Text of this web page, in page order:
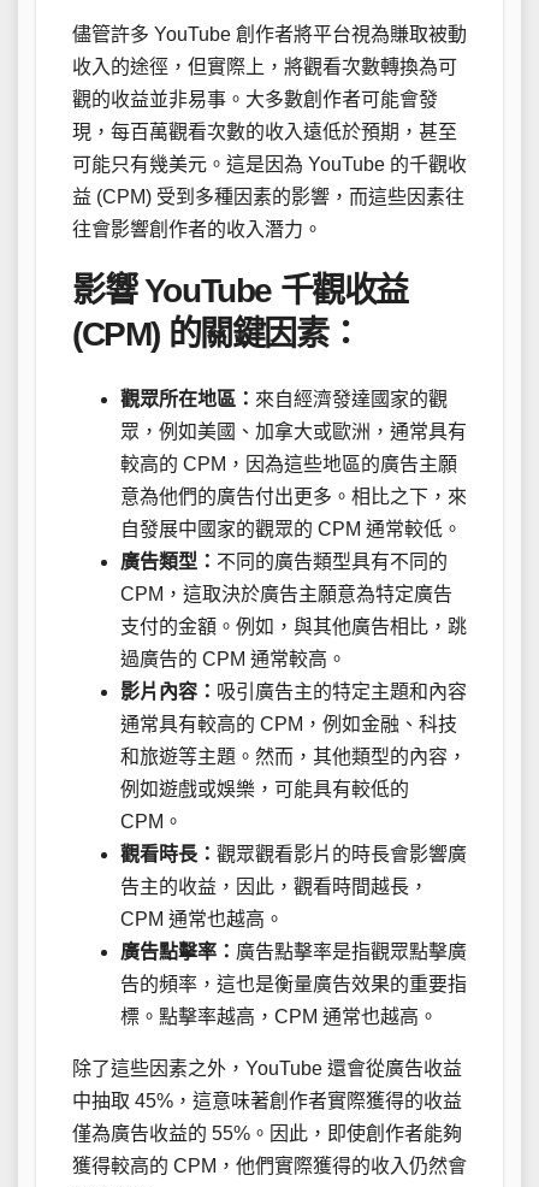
儘管許多 YouTube 創作者將平台視為賺取被動
收入的途徑，但實際上，將觀看次數轉換為可
觀的收益並非易事。大多數創作者可能會發
現，每百萬觀看次數的收入遠低於預期，甚至
可能只有幾美元。這是因為 YouTube 的千觀收
益 (CPM) 受到多種因素的影響，而這些因素往
往會影響創作者的收入潛力。
影響 YouTube 千觀收益
(CPM) 的關鍵因素：
觀眾所在地區： 來自經濟發達國家的觀
眾，例如美國、加拿大或歐洲，通常具有
較高的 CPM，因為這些地區的廣告主願
意為他們的廣告付出更多。相比之下，來
自發展中國家的觀眾的 CPM 通常較低。
廣告類型： 不同的廣告類型具有不同的
CPM，這取決於廣告主願意為特定廣告
支付的金額。例如，與其他廣告相比，跳
過廣告的 CPM 通常較高。
影片內容： 吸引廣告主的特定主題和內容
通常具有較高的 CPM，例如金融、科技
和旅遊等主題。然而，其他類型的內容，
例如遊戲或娛樂，可能具有較低的
CPM。
觀看時長： 觀眾觀看影片的時長會影響廣
告主的收益，因此，觀看時間越長，
CPM 通常也越高。
廣告點擊率： 廣告點擊率是指觀眾點擊廣
告的頻率，這也是衡量廣告效果的重要指
標。點擊率越高，CPM 通常也越高。
除了這些因素之外，YouTube 還會從廣告收益
中抽取 45%，這意味著創作者實際獲得的收益
僅為廣告收益的 55%。因此，即使創作者能夠
獲得較高的 CPM，他們實際獲得的收入仍然會